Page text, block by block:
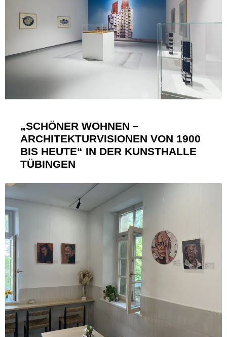
„SCHÖNER WOHNEN –
ARCHITEKTURVISIONEN VON 1900
BIS HEUTE“ IN DER KUNSTHALLE
TÜBINGEN